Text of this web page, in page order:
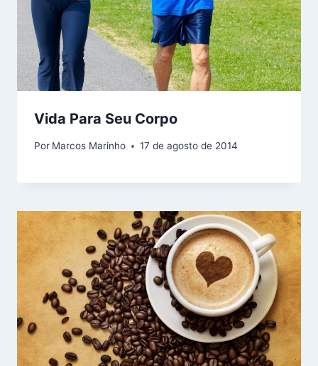
Vida Para Seu Corpo
Por Marcos Marinho 17 de agosto de 2014